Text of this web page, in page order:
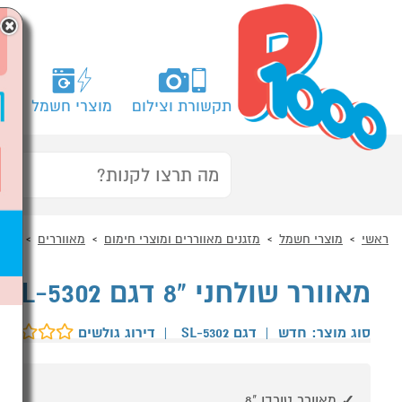
תקשורת וצילום מוצרי חשמל
ראשי מוצרי חשמל מזגנים מאווררים ומוצרי חימום מאווררים
מאוורר שולחני "8 דגם SOL SL-5302 סול שחור
סוג מוצר: חדש | דגם SL-5302 | דירוג גולשים
×